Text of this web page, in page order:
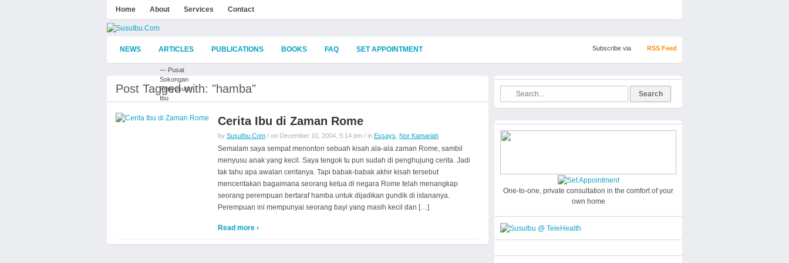
Home About Services Contact
— Pusat
Sokongan
Penyusuan
Ibu
NEWS ARTICLES PUBLICATIONS BOOKS FAQ SET APPOINTMENT Subscribe via RSS Feed
Post Tagged with: "hamba"
Cerita Ibu di Zaman Rome
by SusuIbu.Com / on December 10, 2004, 5:14 pm / in Essays Nor Kamariah
Semalam saya sempat menonton sebuah kisah ala-ala zaman Rome, sambil
menyusu anak yang kecil. Saya tengok tu pun sudah di penghujung cerita. Jadi
tak tahu apa awalan ceritanya. Tapi babak-babak akhir kisah tersebut
menceritakan bagaimana seorang ketua di negara Rome telah menangkap
seorang perempuan bertaraf hamba untuk dijadikan gundik di istananya.
Perempuan ini mempunyai seorang bayi yang masih kecil dan […]
Read more ›
One-to-one, private consultation in the comfort of your
own home